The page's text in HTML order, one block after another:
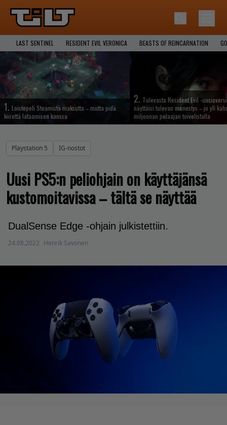
LAST SENTINEL RESIDENT EVIL VERONICA BEASTS OF REINCARNATION
1. Loistopeli Steamistä maksutta – mutta pidä
kiirettä lataamisen kanssa
2. Tulevasta Resident Evil -
näyttäisi tulevan menestys – jo yli
miljoonan pelaajan toivelistalla
Playstation 5 IG-nostot
Uusi PS5:n peliohjain on käyttäjänsä
kustomoitavissa – tältä se näyttää
DualSense Edge -ohjain julkistettiin.
24.08.2022 Henrik Savonen